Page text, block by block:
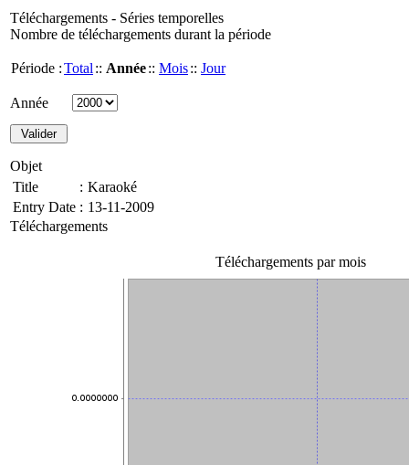
Téléchargements - Séries temporelles
Nombre de téléchargements durant la période
Période :Total :: Année:: Mois:: Jour
Année
Objet
Title
: Karaoké
Entry Date : 13-11-2009
Téléchargements
Téléchargements par mois